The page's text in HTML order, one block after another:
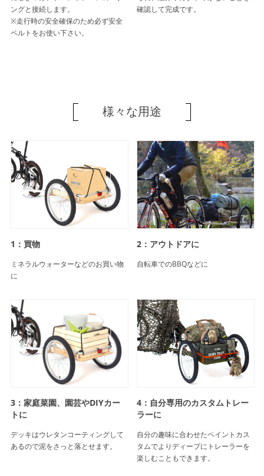
ングと接続します。
※走行時の安全確保のため必ず安全
ベルトをお使い下さい。
確認して完成です。
様々な用途
1：買物
ミネラルウォーターなどのお買い物
に
2：アウトドアに
自転車でのBBQなどに
3：家庭菜園、園芸やDIYカー
トに
デッキはウレタンコーティングして
あるので泥をさっと落とせます。
4：自分専用のカスタムトレー
ラーに
自分の趣味に合わせたペイントカス
タムでよりディープにトレーラーを
楽しむこともできます。